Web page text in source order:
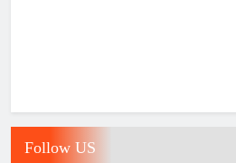
Follow US